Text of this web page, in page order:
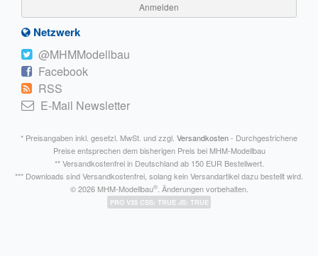
Anmelden
Netzwerk
@MHMModellbau
Facebook
RSS
E-Mail Newsletter
* Preisangaben inkl. gesetzl. MwSt. und zzgl. Versandkosten- Durchgestrichene
Preise entsprechen dem bisherigen Preis bei MHM-Modellbau
** Versandkostenfrei in Deutschland ab 150 EUR Bestellwert.
*** Downloads sind Versandkostenfrei, solang kein Versandartikel dazu bestellt wird.
© 2026 MHM-Modellbau®. Änderungen vorbehalten.
PRO V35 CSS: TRUE JS: TRUE